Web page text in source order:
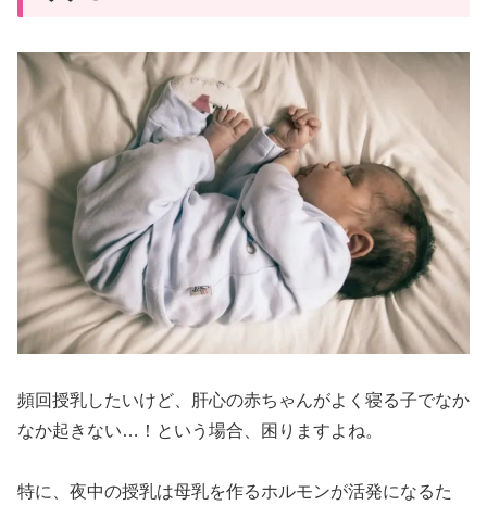
頻回授乳したいけど、肝心の赤ちゃんがよく寝る子でなか
なか起きない…！という場合、困りますよね。
特に、夜中の授乳は母乳を作るホルモンが活発になるた